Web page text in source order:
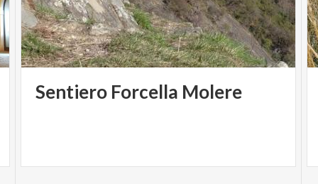
Sentiero Forcella Molere